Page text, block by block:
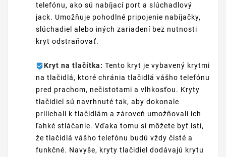
telefónu, ako sú nabíjací port a slúchadlový
jack. Umožňuje pohodlné pripojenie nabíjačky,
slúchadiel alebo iných zariadení bez nutnosti
kryt odstraňovať.
Kryt na tlačítka: Tento kryt je vybavený krytmi
na tlačidlá, ktoré chránia tlačidlá vášho telefónu
pred prachom, nečistotami a vlhkosťou. Kryty
tlačidiel sú navrhnuté tak, aby dokonale
priliehali k tlačidlám a zároveň umožňovali ich
ľahké stláčanie. Vďaka tomu si môžete byť istí,
že tlačidlá vášho telefónu budú vždy čisté a
funkčné. Navyše, kryty tlačidiel dodávajú krytu